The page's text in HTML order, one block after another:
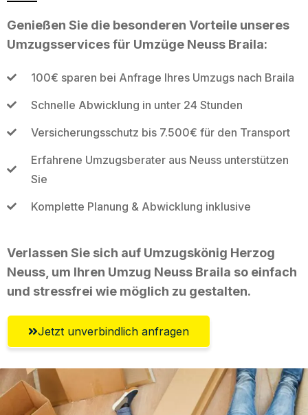
Genießen Sie die besonderen Vorteile unseres
Umzugsservices für Umzüge Neuss Braila:
100€ sparen bei Anfrage Ihres Umzugs nach Braila
Schnelle Abwicklung in unter 24 Stunden
Versicherungsschutz bis 7.500€ für den Transport
Erfahrene Umzugsberater aus Neuss unterstützen
Sie
Komplette Planung & Abwicklung inklusive
Verlassen Sie sich auf Umzugskönig Herzog
Neuss, um Ihren Umzug Neuss Braila so einfach
und stressfrei wie möglich zu gestalten.
Jetzt unverbindlich anfragen